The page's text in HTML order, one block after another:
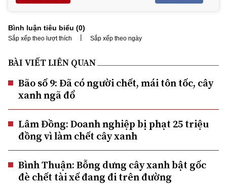
Bình luận tiêu biểu (0)
Sắp xếp theo lượt thích | Sắp xếp theo ngày
BÀI VIẾT LIÊN QUAN
Bão số 9: Đã có người chết, mái tôn tốc, cây
xanh ngã đổ
Lâm Đồng: Doanh nghiệp bị phạt 25 triệu
đồng vì làm chết cây xanh
Bình Thuận: Bỗng dưng cây xanh bật gốc
đè chết tài xế đang đi trên đường